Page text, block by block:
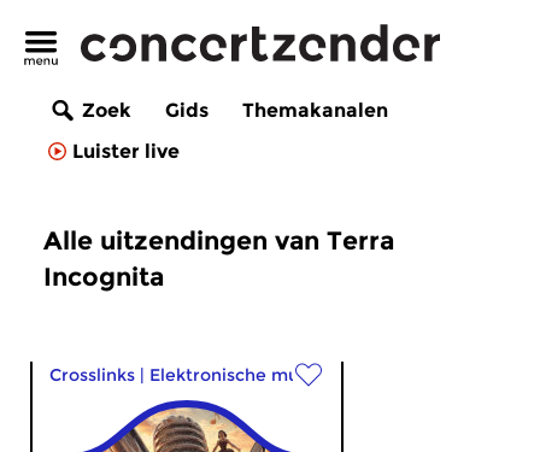
Zoek Gids
Themakanalen
Luister live
Alle uitzendingen van Terra
Incognita
Crosslinks | Elektronische muziek